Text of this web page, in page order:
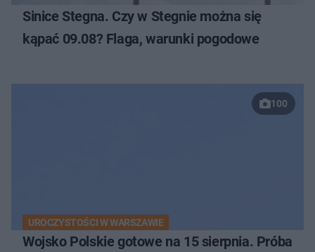
Sinice Stegna. Czy w Stegnie można się
kąpać 09.08? Flaga, warunki pogodowe
100
UROCZYSTOŚCI W WARSZAWIE
Wojsko Polskie gotowe na 15 sierpnia. Próba